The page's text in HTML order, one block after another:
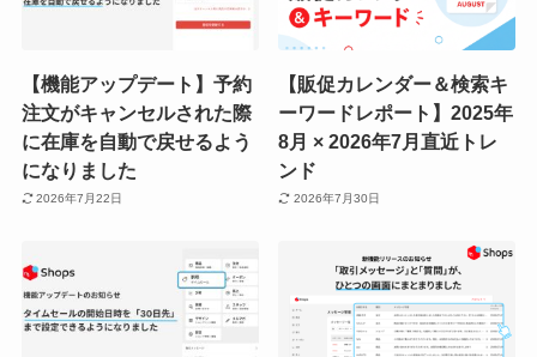
【機能アップデート】予約
注文がキャンセルされた際
に在庫を自動で戻せるよう
になりました
2026年7月22日
【販促カレンダー＆検索キ
ーワードレポート】2025年
8月 × 2026年7月直近トレ
ンド
2026年7月30日